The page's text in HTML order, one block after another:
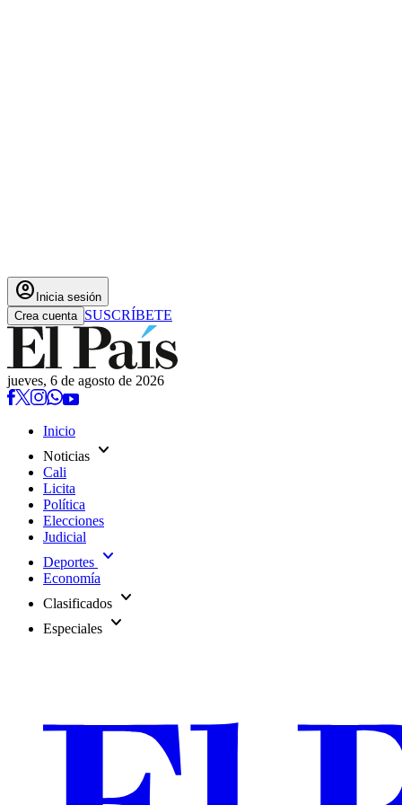
account_circle Inicia sesión
Crea cuenta SUSCRÍBETE
jueves, 6 de agosto de 2026
Inicio
Noticias expand_more
Cali
Licita
Política
Elecciones
Judicial
Deportes expand_more
Economía
Clasificados expand_more
Especiales expand_more